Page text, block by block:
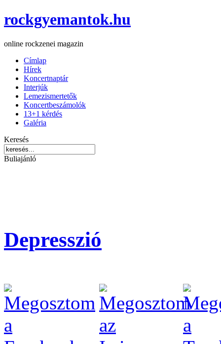
rockgyemantok.hu
online rockzenei magazin
Címlap
Hírek
Koncertnaptár
Interjúk
Lemezismertetők
Koncertbeszámolók
13+1 kérdés
Galéria
Keresés
Buliajánló
Depresszió